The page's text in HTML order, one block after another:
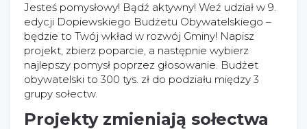
Jesteś pomysłowy! Bądź aktywny! Weź udział w 9.
edycji Dopiewskiego Budżetu Obywatelskiego –
będzie to Twój wkład w rozwój Gminy! Napisz
projekt, zbierz poparcie, a następnie wybierz
najlepszy pomysł poprzez głosowanie. Budżet
obywatelski to 300 tys. zł do podziału między 3
grupy sołectw.
Projekty zmieniają sołectwa